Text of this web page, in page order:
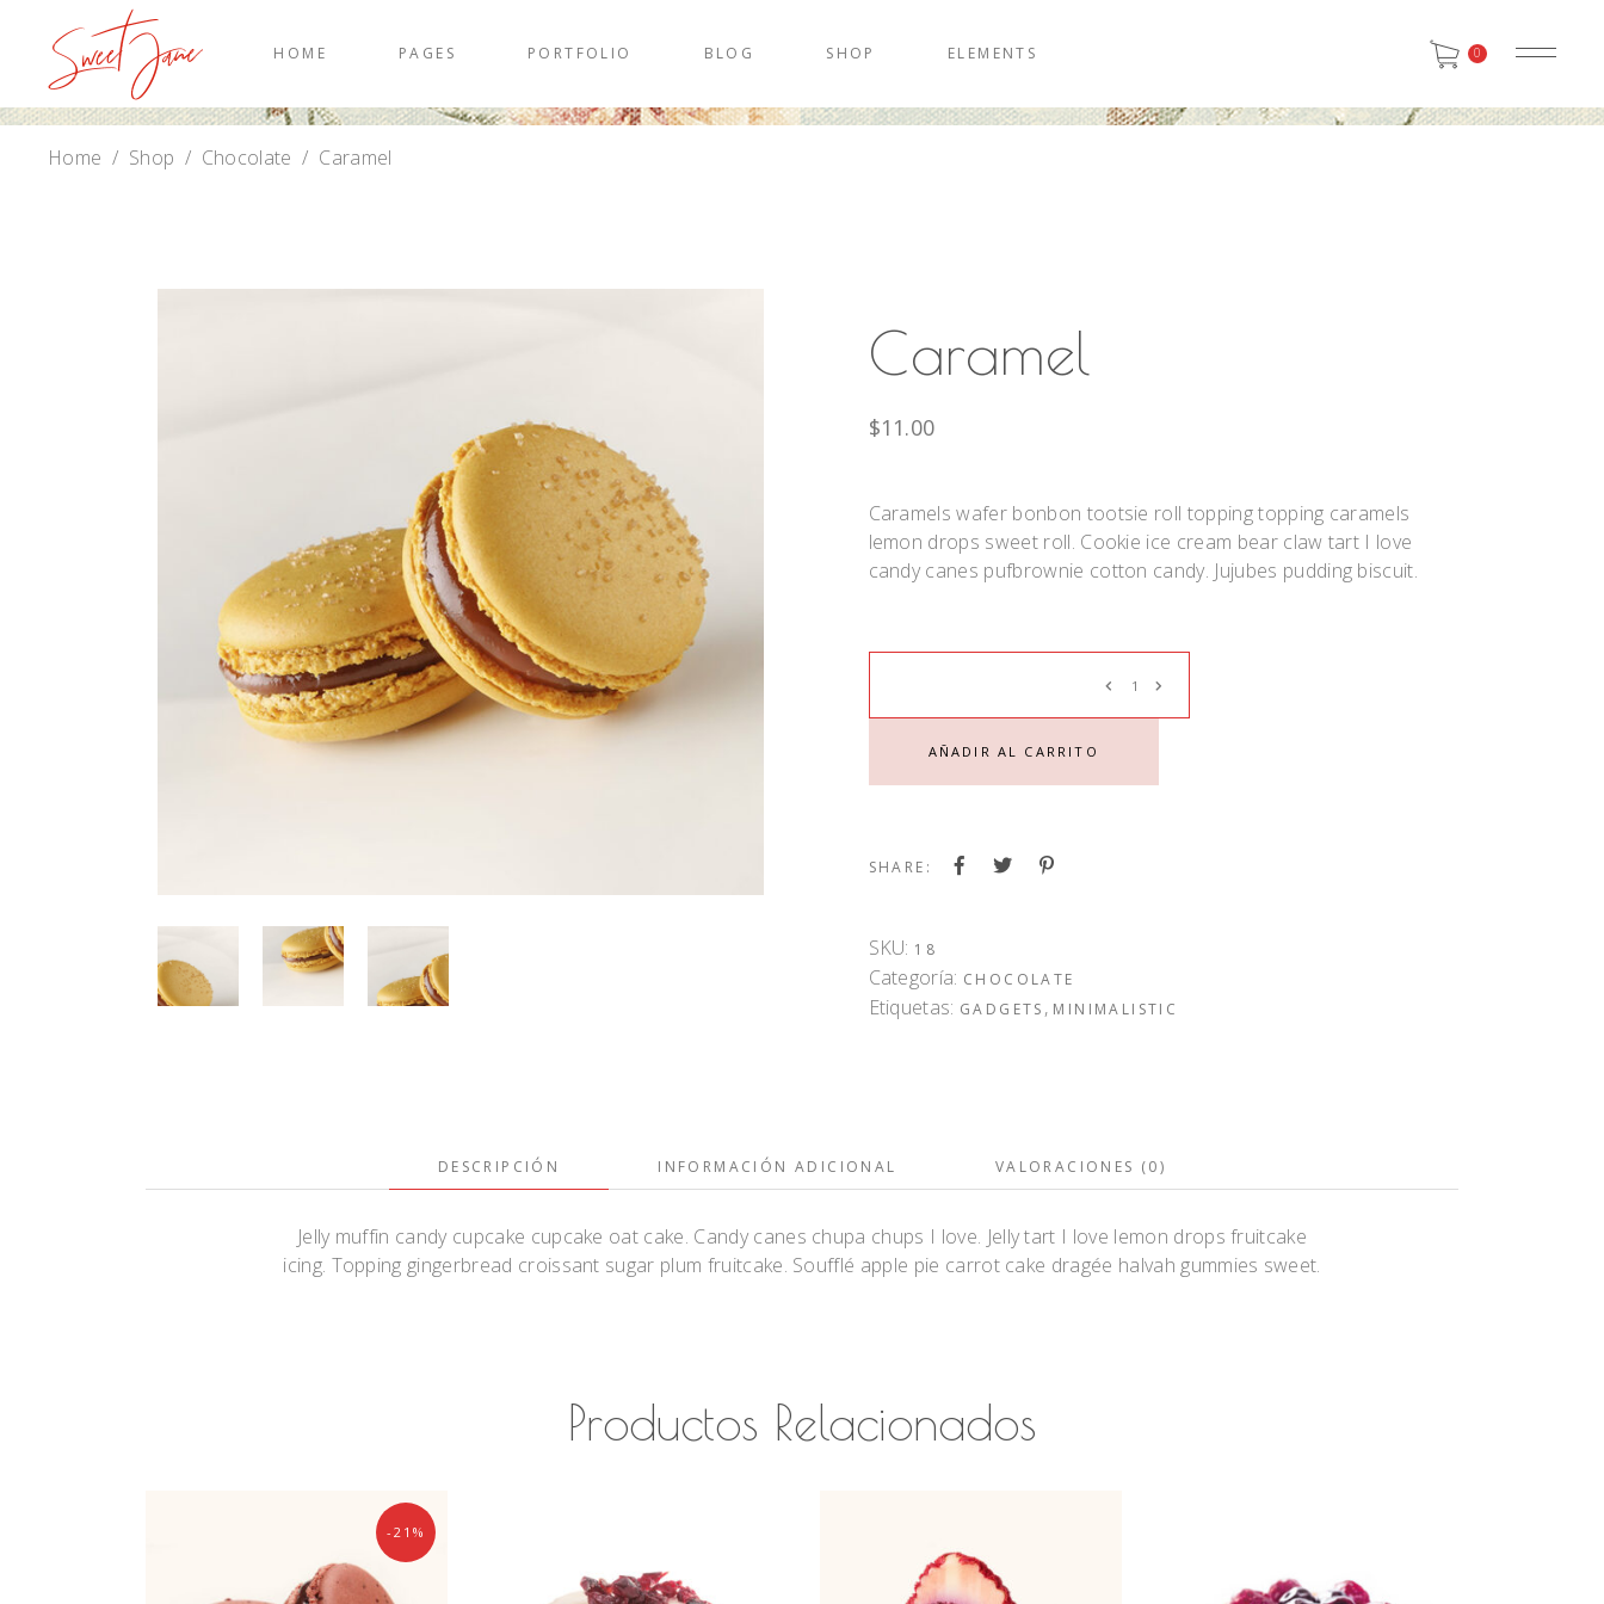
HOME PAGES PORTFOLIO BLOG SHOP ELEMENTS 0
Home / Shop / Chocolate / Caramel
Caramel
$11.00
Caramels wafer bonbon tootsie roll topping topping caramels
lemon drops sweet roll. Cookie ice cream bear claw tart I love
candy canes pufbrownie cotton candy. Jujubes pudding biscuit.
AÑADIR AL CARRITO
SHARE:
SKU: 18
Categoría: CHOCOLATE
Etiquetas: GADGETS , MINIMALISTIC
DESCRIPCIÓN INFORMACIÓN ADICIONAL VALORACIONES (0)
Jelly muffin candy cupcake cupcake oat cake. Candy canes chupa chups I love. Jelly tart I love lemon drops fruitcake
icing. Topping gingerbread croissant sugar plum fruitcake. Soufflé apple pie carrot cake dragée halvah gummies sweet.
Productos Relacionados
-21%